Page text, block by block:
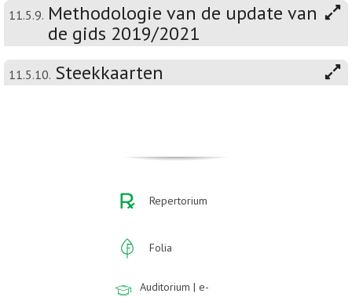
11.5.9. Methodologie van de update van
de gids 2019/2021
11.5.10. Steekkaarten
Repertorium
Folia
Auditorium | e-